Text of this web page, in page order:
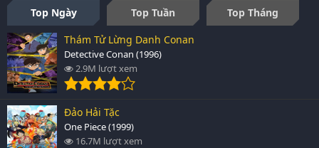
Top Ngày Top Tuần
Top Tháng
Thám Tử Lừng Danh Conan
Detective Conan (1996)
2.9M lượt xem
Đảo Hải Tặc
One Piece (1999)
16.7M lượt xem